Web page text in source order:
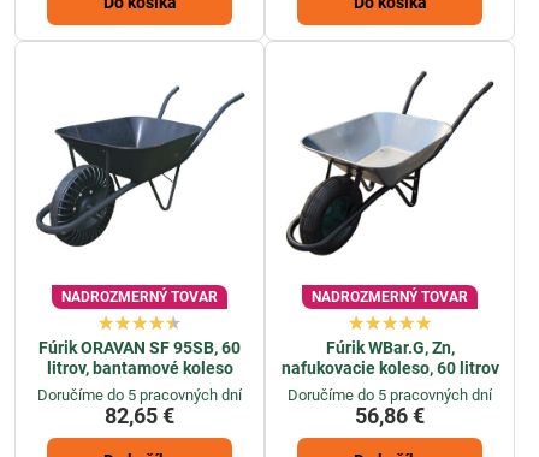
NADROZMERNÝ TOVAR
Fúrik ORAVAN SF 95SB, 60
litrov, bantamové koleso
Doručíme do 5 pracovných dní
82,65 €
NADROZMERNÝ TOVAR
Fúrik WBar.G, Zn,
nafukovacie koleso, 60 litrov
Doručíme do 5 pracovných dní
56,86 €